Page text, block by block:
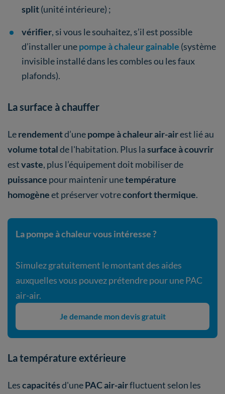
split(unité intérieure) ;
vérifier, si vous le souhaitez, s’il est possible
d’installer unepompe à chaleur gainable (système
invisible installé dans les combles ou les faux
plafonds).
La surface à chauffer
Lerendementd’unepompe à chaleur air-airest lié au
volume totalde l'habitation. Plus lasurface à couvrir
estvaste, plus l’équipementdoit mobiliser de
puissance pour maintenir unetempérature
homogèneet préserver votreconfort thermique.
La pompe à chaleur vous intéresse ?
Simulez gratuitement le montant des aides
auxquelles vous pouvez prétendre pour une PAC
air-air.
Je demande mon devis gratuit
La température extérieure
Lescapacitésd'unePAC air-airfluctuent selon les